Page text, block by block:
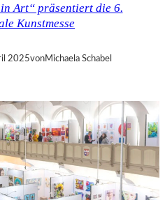
Art“ präsentiert die 6.
Kunstmesse
2025vonMichaela Schabel